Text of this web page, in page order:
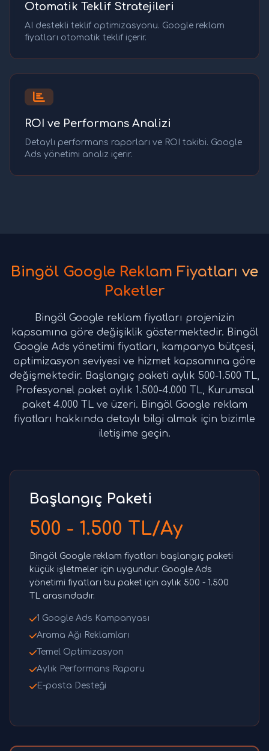
Otomatik Teklif Stratejileri
AI destekli teklif optimizasyonu. Google reklam
fiyatları otomatik teklif içerir.
ROI ve Performans Analizi
Detaylı performans raporları ve ROI takibi. Google
Ads yönetimi analiz içerir.
Bingöl Google Reklam Fiyatları ve
Paketler
Bingöl Google reklam fiyatları projenizin
kapsamına göre değişiklik göstermektedir. Bingöl
Google Ads yönetimi fiyatları, kampanya bütçesi,
optimizasyon seviyesi ve hizmet kapsamına göre
değişmektedir. Başlangıç paketi aylık 500-1.500 TL,
Profesyonel paket aylık 1.500-4.000 TL, Kurumsal
paket 4.000 TL ve üzeri. Bingöl Google reklam
fiyatları hakkında detaylı bilgi almak için bizimle
iletişime geçin.
Başlangıç Paketi
500 - 1.500 TL/Ay
Bingöl Google reklam fiyatları başlangıç paketi
küçük işletmeler için uygundur. Google Ads
yönetimi fiyatları bu paket için aylık 500 - 1.500
TL arasındadır.
1 Google Ads Kampanyası
Arama Ağı Reklamları
Temel Optimizasyon
Aylık Performans Raporu
E-posta Desteği